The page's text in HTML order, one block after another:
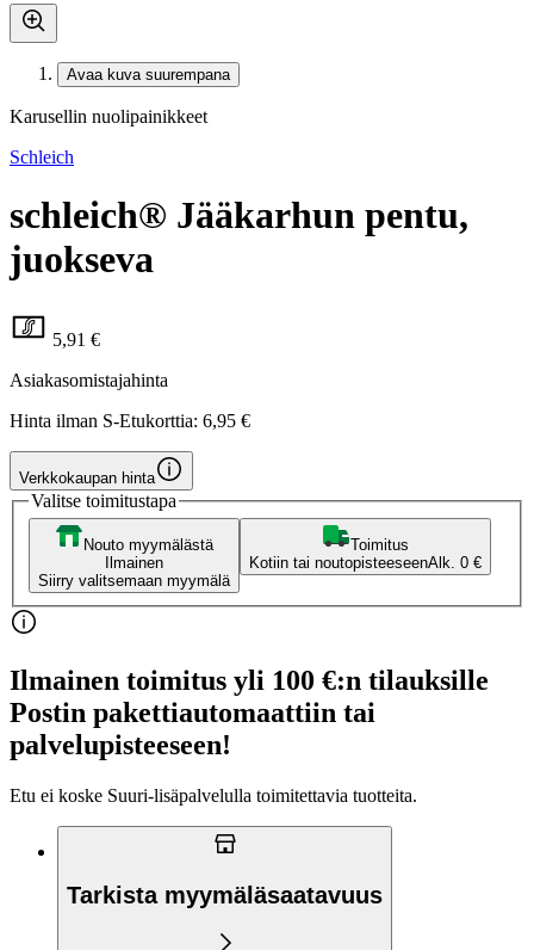
Avaa kuva suurempana
Karusellin nuolipainikkeet
Schleich
schleich® Jääkarhun pentu,
juokseva
5,91 €
Asiakasomistajahinta
Hinta ilman S-Etukorttia: 6,95 €
Verkkokaupan hinta
Valitse toimitustapa
Nouto myymälästä
Ilmainen
Siirry valitsemaan myymälä
Toimitus
Kotiin tai noutopisteeseenAlk. 0 €
Ilmainen toimitus yli 100 €:n tilauksille
Postin pakettiautomaattiin tai
palvelupisteeseen!
Etu ei koske Suuri‑lisäpalvelulla toimitettavia tuotteita.
Tarkista myymäläsaatavuus